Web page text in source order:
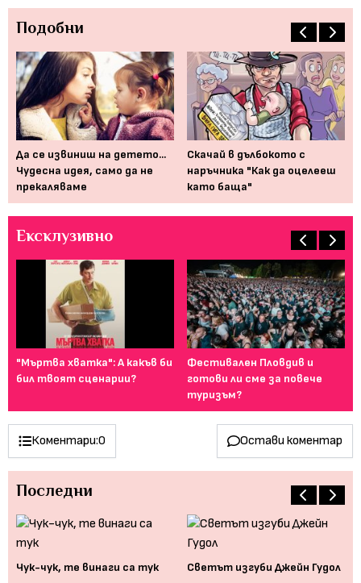
Подобни
Да се извиниш на детето...
Чудесна идея, само да не
прекаляваме
Скачай в дълбокото с
наръчника "Как да оцелееш
като баща"
Ексклузивно
"Мъртва хватка": А какъв би
бил твоят сценарии?
Фестивален Пловдив и
готови ли сме за повече
туризъм?
Коментари:0 Остави коментар
Последни
Чук-чук, те винаги са тук Светът изгуби Джейн Гудол